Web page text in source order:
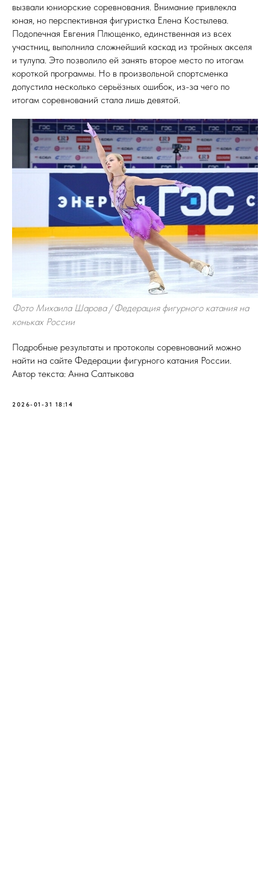
вызвали юниорские соревнования. Внимание привлекла
юная, но перспективная фигуристка Елена Костылева.
Подопечная Евгения Плющенко, единственная из всех
участниц, выполнила сложнейший каскад из тройных акселя
и тулупа. Это позволило ей занять второе место по итогам
короткой программы. Но в произвольной спортсменка
допустила несколько серьёзных ошибок, из-за чего по
итогам соревнований стала лишь девятой.
Фото Михаила Шарова / Федерация фигурного катания на
коньках России
Подробные результаты и протоколы соревнований можно
найти на сайте Федерации фигурного катания России.
Автор текста: Анна Салтыкова
2026-01-31 18:14